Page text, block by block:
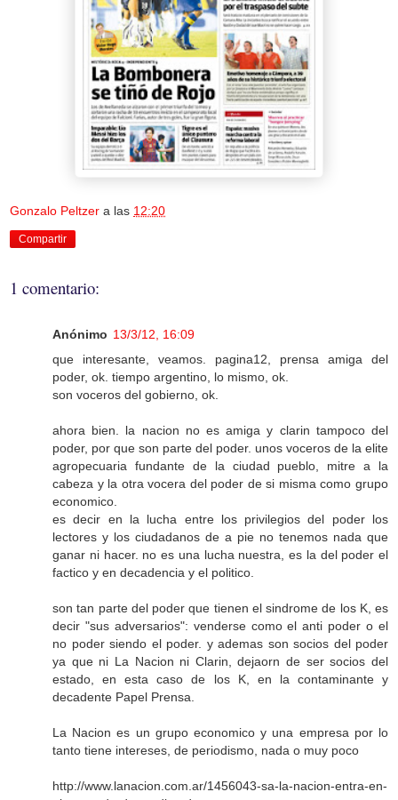
Gonzalo Peltzer a las 12:20
Compartir
1 comentario:
Anónimo 13/3/12, 16:09
que interesante, veamos. pagina12, prensa amiga del
poder, ok. tiempo argentino, lo mismo, ok.
son voceros del gobierno, ok.
ahora bien. la nacion no es amiga y clarin tampoco del
poder, por que son parte del poder. unos voceros de la elite
agropecuaria fundante de la ciudad pueblo, mitre a la
cabeza y la otra vocera del poder de si misma como grupo
economico.
es decir en la lucha entre los privilegios del poder los
lectores y los ciudadanos de a pie no tenemos nada que
ganar ni hacer. no es una lucha nuestra, es la del poder el
factico y en decadencia y el politico.
son tan parte del poder que tienen el sindrome de los K, es
decir "sus adversarios": venderse como el anti poder o el
no poder siendo el poder. y ademas son socios del poder
ya que ni La Nacion ni Clarin, dejaorn de ser socios del
estado, en esta caso de los K, en la contaminante y
decadente Papel Prensa.
La Nacion es un grupo economico y una empresa por lo
tanto tiene intereses, de periodismo, nada o muy poco
http://www.lanacion.com.ar/1456043-sa-la-nacion-entra-en-